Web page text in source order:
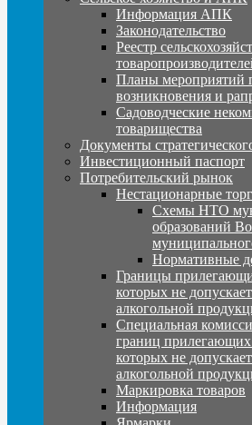
Информация АПК
Законодательство
Реестр
Планы мероприятий
возникновения и
Садоводческие
товарищества
Документы
Инвестиционный паспорт
Потребительский рынок
Нестационарные
Схемы НТО
образований
Нормативные
Границы
которых не
алкогольной
Специальная
границ прилегающих
которых не
алкогольной
Маркировка товаров
Информация